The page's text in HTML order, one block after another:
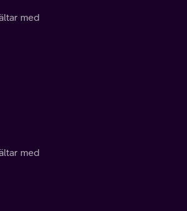
med
med